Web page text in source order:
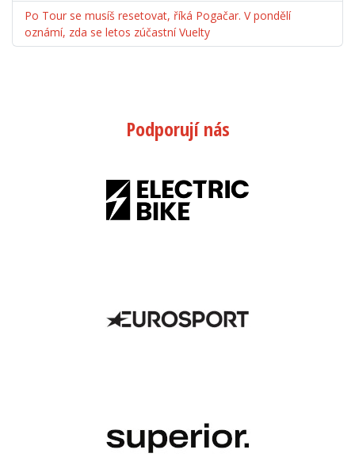
Po Tour se musíš resetovat, říká Pogačar. V pondělí
oznámí, zda se letos zúčastní Vuelty
Podporují nás